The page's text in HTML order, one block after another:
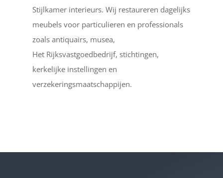
Stijlkamer interieurs. Wij restaureren dagelijks
meubels voor particulieren en professionals
zoals antiquairs, musea,
Het Rijksvastgoedbedrijf, stichtingen,
kerkelijke instellingen en
verzekeringsmaatschappijen.